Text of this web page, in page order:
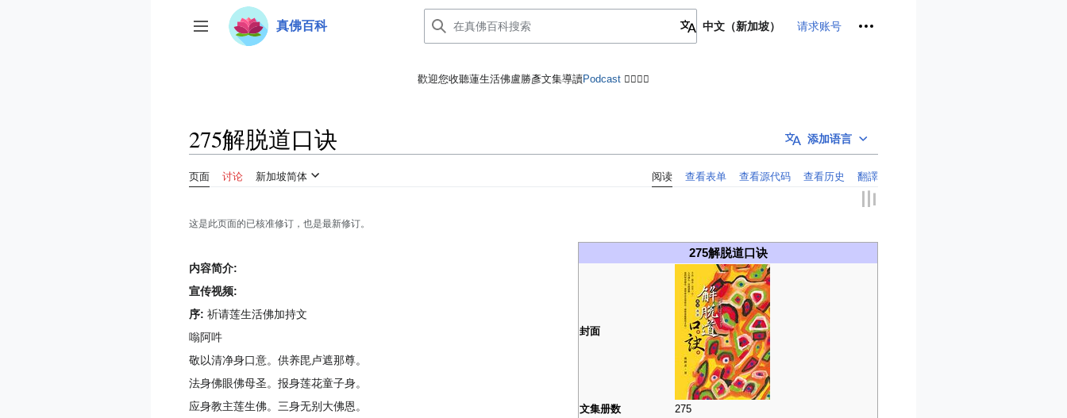
转开关侧边栏
真佛百科 中文（新加坡） 请求账号 个人工具
歡迎您收聽蓮生活佛盧勝彥文集導讀Podcast 🙋‍♂️🙋‍♀️
添加语言
275解脱道口诀
页面 讨论 新加坡简体 阅读 查看表单 查看源代码 查看历史 翻譯
这是此页面的已核准修订，也是最新修订。
275解脱道口诀
封面
文集册数
275
内容简介:
宣传视频:
序: 祈请莲生活佛加持文
嗡阿吽
敬以清净身口意。供养毘卢遮那尊。
法身佛眼佛母圣。报身莲花童子身。
应身教主莲生佛。三身无别大佛恩。